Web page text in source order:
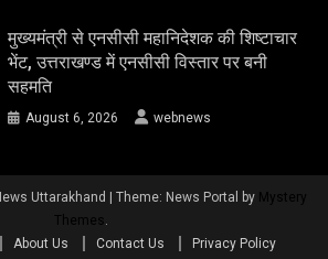
मुख्यमंत्री से एनसीसी महानिदेशक की शिष्टाचार
भेंट, उत्तराखण्ड में एनसीसी विस्तार पर बनी
सहमति
August 6, 2026 webnews
Uttarakhand Theme: News Portal by Mystery
Themes .
About Us Contact Us Privacy Policy